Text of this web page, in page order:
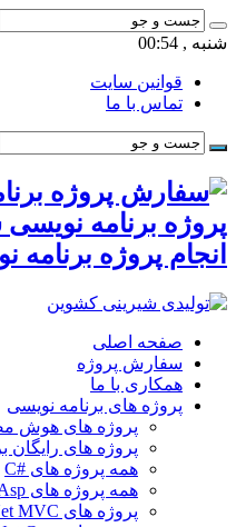
شنبه , 00:54
قوانین سایت
تماس با ما
پروژه برنامه
انجام پروژه برنامه
صفحه اصلی
سفارش پروژه
همکاری با ما
پروژه های برنامه نویسی
پروژه های هوش
پروژه های رایگان
همه پروژه های #C
همه پروژه های Asp
پروژه های Asp.Net MVC